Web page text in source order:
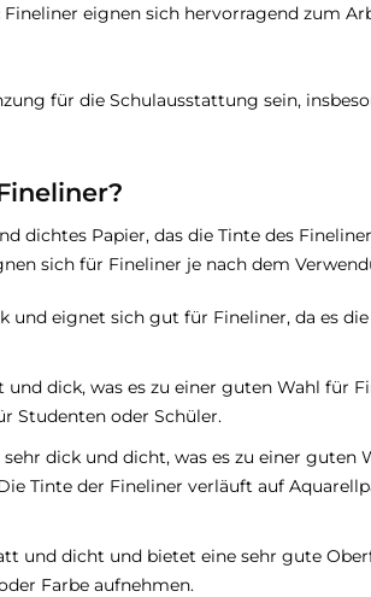
Fineliner eignen sich hervorragend zum
für die Schulausstattung sein,
dichtes Papier, das die Tinte des
sich für Fineliner je nach dem
und eignet sich gut für Fineliner, da es
dick, was es zu einer guten Wahl für
Studenten oder Schüler.
dick und dicht, was es zu einer guten
Tinte der Fineliner verläuft auf
und dicht und bietet eine sehr gute
Farbe aufnehmen.